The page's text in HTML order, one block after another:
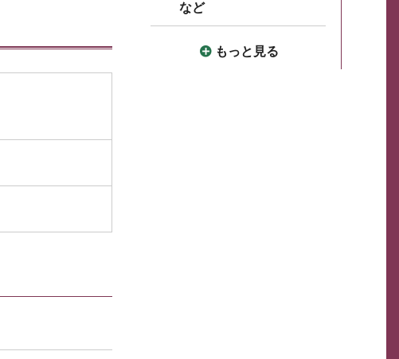
など
もっと見る